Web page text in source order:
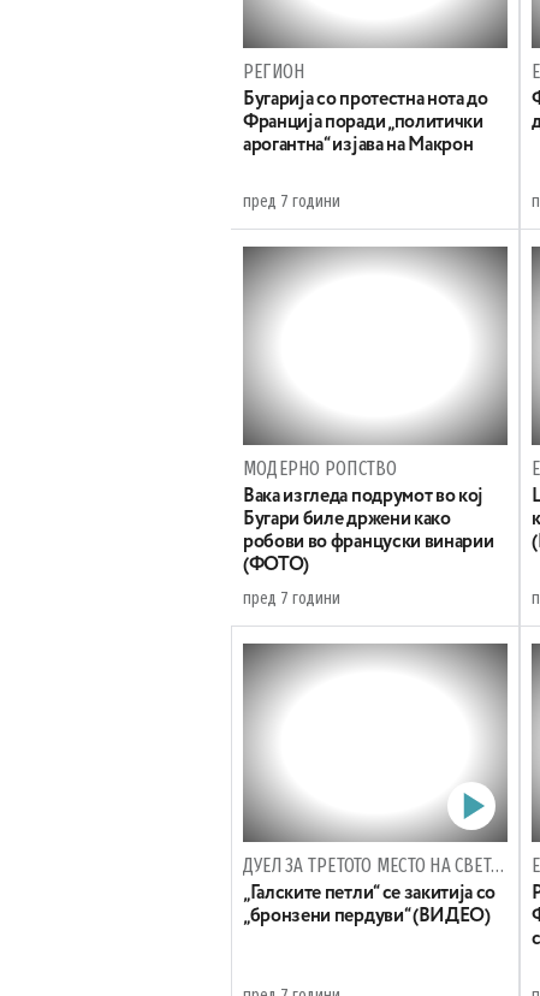
РЕГИОН
Бугарија со протестна нота до
Франција поради „политички
арогантна“ изјава на Макрон
пред 7 години
МОДЕРНО РОПСТВО
Вака изгледа подрумот во кој
Бугари биле држени како
робови во француски винарии
(ФОТО)
пред 7 години
ДУЕЛ ЗА ТРЕТОТО МЕСТО НА СВЕТСКОТО КОШАРКАРСКО ПРВЕНСТВО
„Галските петли“ се закитија со
„бронзени пердуви“ (ВИДЕО)